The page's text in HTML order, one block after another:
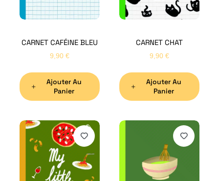
CARNET CAFÉINE BLEU
9,90 €
Ajouter Au
Panier
CARNET CHAT
9,90 €
Ajouter Au
Panier